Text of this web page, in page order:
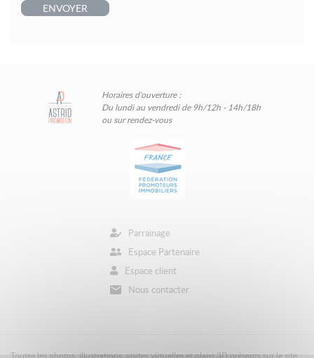
ENVOYER
Horaires d'ouverture :
Du lundi au vendredi de 9h/12h - 14h/18h
ou sur rendez-vous
Parrainage
Espace Partenaire
Espace client
Nous contacter
Toutes les photos, illustrations, visites virtuelles et plans 3D présents sur le site